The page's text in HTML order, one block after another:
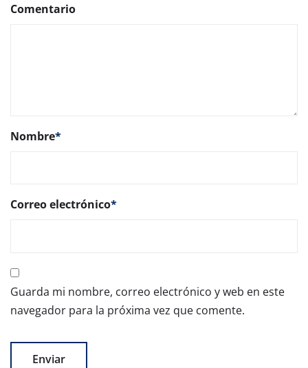
Comentario
Nombre*
Correo electrónico*
Guarda mi nombre, correo electrónico y web en este
navegador para la próxima vez que comente.